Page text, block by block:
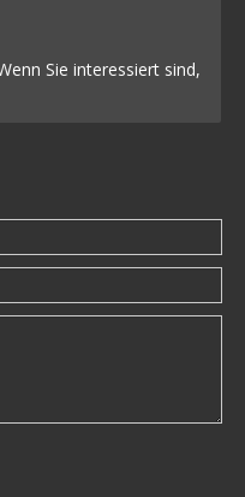
Sie interessiert sind,